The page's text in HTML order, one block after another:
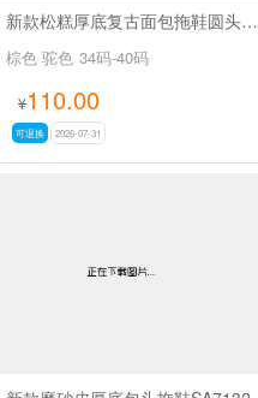
新款松糕厚底复古面包拖鞋圆头一脚蹬外穿勃肯拖鞋SA9113
棕色 驼色 34码-40码
¥110.00
可退换 2026-07-31